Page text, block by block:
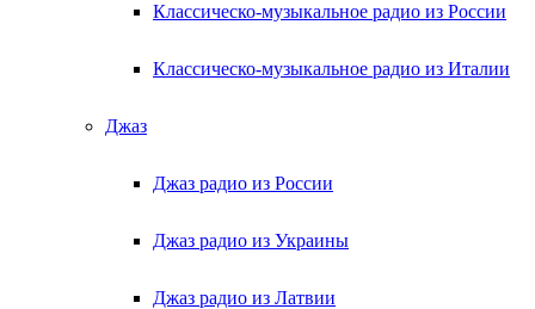
Классическо-музыкальное радио из России
Классическо-музыкальное радио из Италии
Джаз
Джаз радио из России
Джаз радио из Украины
Джаз радио из Латвии